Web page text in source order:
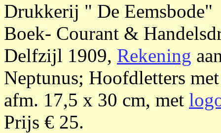
Drukkerij " De Eemsbode"
Boek- Courant &
Delfzijl 1909, Rekening
Neptunus; Hoofdletters
afm. 17,5 x 30 cm, met
Prijs € 25.